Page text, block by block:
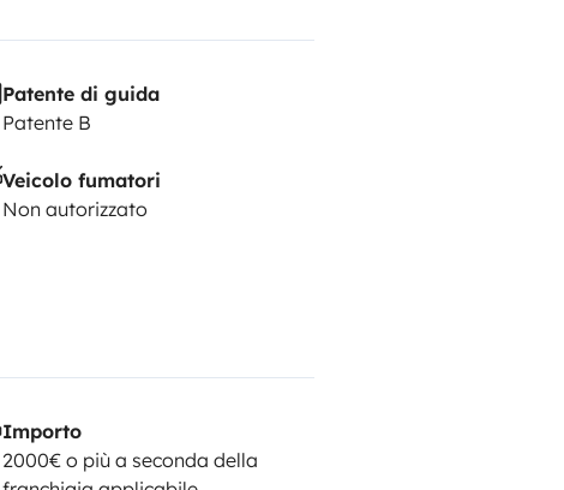
Patente di guida
Patente B
Veicolo fumatori
Non autorizzato
Importo
2000€ o più a seconda della